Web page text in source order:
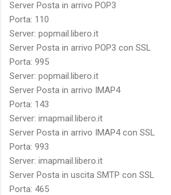
Server Posta in arrivo POP3
Porta: 110
Server: popmail.libero.it
Server Posta in arrivo POP3 con SSL
Porta: 995
Server: popmail.libero.it
Server Posta in arrivo IMAP4
Porta: 143
Server: imapmail.libero.it
Server Posta in arrivo IMAP4 con SSL
Porta: 993
Server: imapmail.libero.it
Server Posta in uscita SMTP con SSL
Porta: 465